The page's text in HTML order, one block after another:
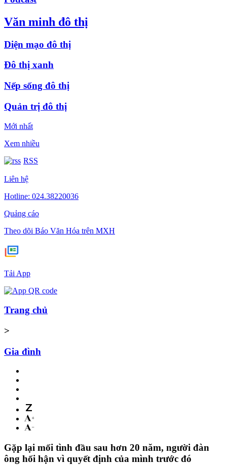
Văn minh đô thị
Diện mạo đô thị
Đô thị xanh
Nếp sống đô thị
Quản trị đô thị
Mới nhất
Xem nhiều
RSS
Liên hệ
Hotline: 024.38220036
Quảng cáo
Theo dõi Báo Văn Hóa trên MXH
Tải App
Trang chủ
>
Gia đình
Gặp lại mối tình đầu sau hơn 20 năm, người đàn
ông hối hận vì quyết định của mình trước đó